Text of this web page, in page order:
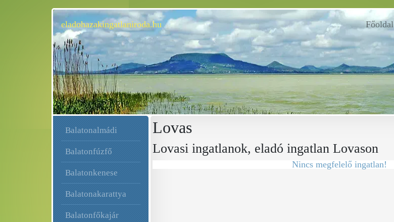
eladohazakingatlaniroda.hu Főoldal
Balatonalmádi
Balatonfúzfő
Balatonkenese
Balatonakarattya
Balatonfőkajár
Lovas
Lovasi ingatlanok, eladó ingatlan Lovason
Nincs megfelelő ingatlan!